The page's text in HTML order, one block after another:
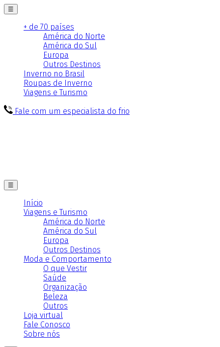
☰
+ de 70 países
América do Norte
América do Sul
Europa
Outros Destinos
Inverno no Brasil
Roupas de Inverno
Viagens e Turismo
Fale com um especialista do frio
☰
Início
Viagens e Turismo
América do Norte
América do Sul
Europa
Outros Destinos
Moda e Comportamento
O que Vestir
Saúde
Organização
Beleza
Outros
Loja virtual
Fale Conosco
Sobre nós